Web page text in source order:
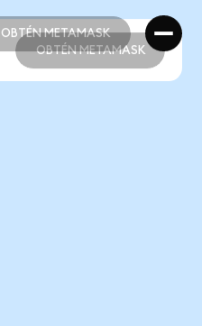
OBTÉN METAMASK
OBTÉN METAMASK
OBTÉN METAMASK